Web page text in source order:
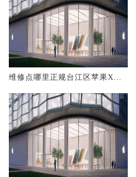
维修点哪里正规台江区苹果XRM